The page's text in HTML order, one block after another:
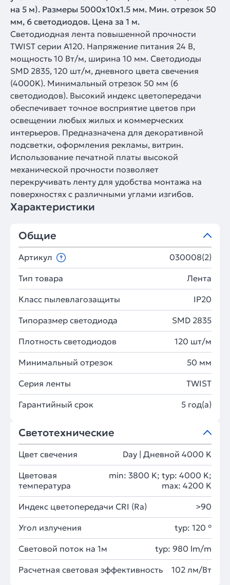
на 5 м). Размеры 5000x10x1.5 мм. Мин. отрезок 50
мм, 6 светодиодов. Цена за 1 м.
Светодиодная лента повышенной прочности
TWIST серии A120. Напряжение питания 24 В,
мощность 10 Вт/м, ширина 10 мм. Светодиоды
SMD 2835, 120 шт/м, дневного цвета свечения
(4000K). Минимальный отрезок 50 мм (6
светодиодов). Высокий индекс цветопередачи
обеспечивает точное восприятие цветов при
освещении любых жилых и коммерческих
интерьеров. Предназначена для декоративной
подсветки, оформления рекламы, витрин.
Использование печатной платы высокой
механической прочности позволяет
перекручивать ленту для удобства монтажа на
поверхностях с различными углами изгибов.
Характеристики
Общие
Артикул 030008(2)
Тип товара Лента
Класс пылевлагозащиты IP20
Типоразмер светодиода SMD 2835
Плотность светодиодов 120 шт/м
Минимальный отрезок 50 мм
Серия ленты TWIST
Гарантийный срок 5 год(а)
Светотехнические
Цвет свечения Day | Дневной 4000 K
Цветовая
температура
min: 3800 K; typ: 4000 K;
max: 4200 K
Индекс цветопередачи CRI (Ra) >90
Угол излучения typ: 120 °
Световой поток на 1м typ: 980 lm/m
Расчетная световая эффективность 102 лм/Вт